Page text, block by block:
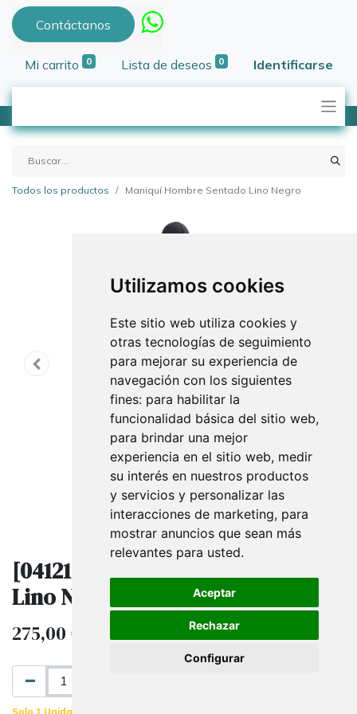
Utilizamos cookies
Este sitio web utiliza cookies y
otras tecnologías de seguimiento
para mejorar su experiencia de
navegación con los siguientes
fines: para habilitar la
funcionalidad básica del sitio web,
para brindar una mejor
experiencia en el sitio web, medir
su interés en nuestros productos
y servicios y personalizar las
interacciones de marketing, para
mostrar anuncios que sean más
relevantes para usted.
Aceptar
Rechazar
Configurar
Contáctanos
Mi carrito 0 Lista de deseos 0 Identificarse
Todos los productos Maniquí Hombre Sentado Lino Negro
[041218] Maniquí Hombre Sentado
Lino Negro
275,00€ IVA excluido
Solo 1 Unidades disponibles.